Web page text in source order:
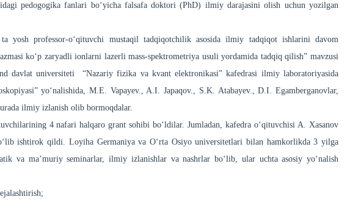
pedogogika fanlari bo‘yicha falsafa doktori (PhD) ilmiy darajasini olish uchun yozilgan
yosh professor-o‘qituvchi mustaqil tadqiqotchilik asosida ilmiy tadqiqot ishlarini davom
ko‘p zaryadli ionlarni lazerli mass-spektrometriya usuli yordamida tadqiq qilish” mavzusi
davlat universiteti “Nazariy fizika va kvant elektronikasi” kafedrasi ilmiy laboratoriyasida
yo‘nalishida, M.E. Vapayev., A.I. Japaqov., S.K. Atabayev., D.I. Egamberganovlar,
ilmiy izlanish olib bormoqdalar.
4 nafari halqaro grant sohibi bo‘ldilar. Jumladan, kafedra o‘qituvchisi A. Xasanov
ishtirok qildi. Loyiha Germaniya va O‘rta Osiyo universitetlari bilan hamkorlikda 3 yilga
va ma’muriy seminarlar, ilmiy izlanishlar va nashrlar bo‘lib, ular uchta asosiy yo‘nalish